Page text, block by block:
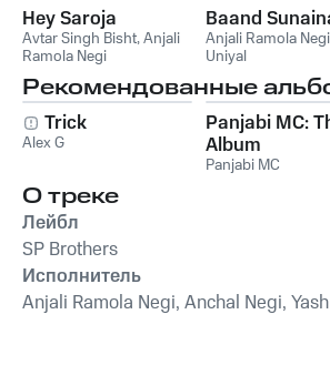
Hey Saroja
Avtar Singh Bisht,Anjali
Ramola Negi
Baand
Anjali Ramola Negi
Uniyal
Рекомендованные
Trick
Alex G
Panjabi MC:
Album
Panjabi MC
О треке
Лейбл
SP Brothers
Исполнитель
Anjali Ramola Negi, Anchal Negi,